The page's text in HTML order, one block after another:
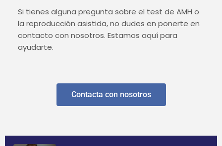
Si tienes alguna pregunta sobre el test de AMH o
la reproducción asistida, no dudes en ponerte en
contacto con nosotros. Estamos aquí para
ayudarte.
Contacta con nosotros